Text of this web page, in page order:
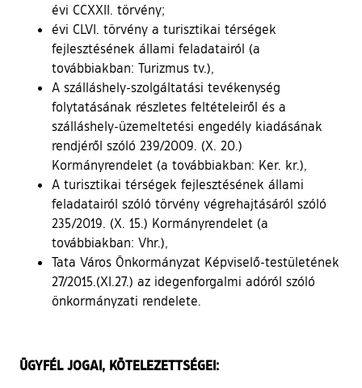
évi CCXXII. törvény;
évi CLVI. törvény a turisztikai térségek
fejlesztésének állami feladatairól (a
továbbiakban: Turizmus tv.),
A szálláshely-szolgáltatási tevékenység
folytatásának részletes feltételeiről és a
szálláshely-üzemeltetési engedély kiadásának
rendjéről szóló 239/2009. (X. 20.)
Kormányrendelet (a továbbiakban: Ker. kr.),
A turisztikai térségek fejlesztésének állami
feladatairól szóló törvény végrehajtásáról szóló
235/2019. (X. 15.) Kormányrendelet (a
továbbiakban: Vhr.),
Tata Város Önkormányzat Képviselő-testületének
27/2015.(XI.27.) az idegenforgalmi adóról szóló
önkormányzati rendelete.
ÜGYFÉL JOGAI, KÖTELEZETTSÉGEI: